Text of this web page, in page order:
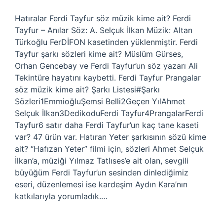
Hatıralar Ferdi Tayfur söz müzik kime ait? Ferdi
Tayfur – Anılar Söz: A. Selçuk İlkan Müzik: Altan
Türkoğlu FerDİFON kasetinden yüklenmiştir. Ferdi
Tayfur şarkı sözleri kime ait? Müslüm Gürses,
Orhan Gencebay ve Ferdi Tayfur’un söz yazarı Ali
Tekintüre hayatını kaybetti. Ferdi Tayfur Prangalar
söz müzik kime ait? Şarkı Listesi#Şarkı
Sözleri1EmmioğluŞemsi Belli2Geçen YılAhmet
Selçuk İlkan3DedikoduFerdi Tayfur4PrangalarFerdi
Tayfur6 satır daha Ferdi Tayfur’un kaç tane kaseti
var? 47 ürün var. Hatıran Yeter şarkısının sözü kime
ait? “Hafızan Yeter” filmi için, sözleri Ahmet Selçuk
İlkan’a, müziği Yılmaz Tatlıses’e ait olan, sevgili
büyüğüm Ferdi Tayfur’un sesinden dinlediğimiz
eseri, düzenlemesi ise kardeşim Aydın Kara’nın
katkılarıyla yorumladık.…